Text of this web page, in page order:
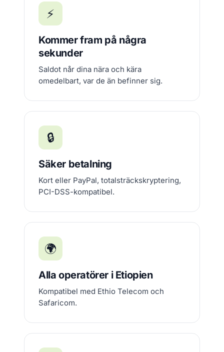
⚡
Kommer fram på några
sekunder
Saldot når dina nära och kära
omedelbart, var de än befinner sig.
🔒
Säker betalning
Kort eller PayPal, totalsträckskryptering,
PCI-DSS-kompatibel.
🌍
Alla operatörer i Etiopien
Kompatibel med Ethio Telecom och
Safaricom.